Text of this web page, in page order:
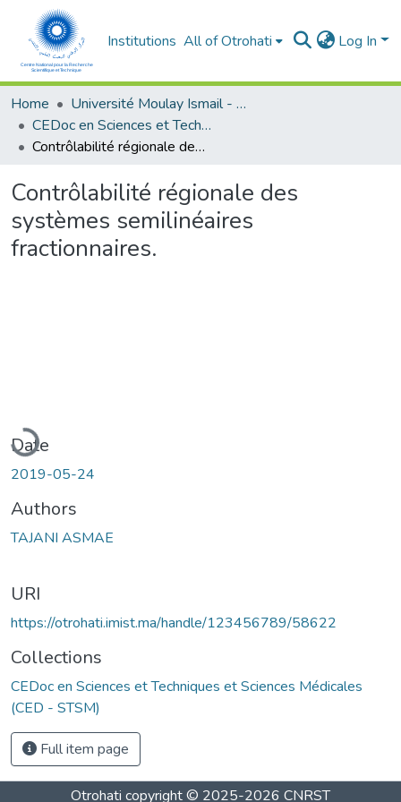
Institutions All of Otrohati Log In
Home
Université Moulay Ismail - Meknès
CEDoc en Sciences et Techniques et Sciences Médicales (CED - STSM)
Contrôlabilité régionale des systèmes semilinéaires fractionnaires.
Contrôlabilité régionale des
systèmes semilinéaires
fractionnaires.
Date
2019-05-24
Authors
TAJANI ASMAE
URI
https://otrohati.imist.ma/handle/123456789/58622
Collections
CEDoc en Sciences et Techniques et Sciences Médicales
(CED - STSM)
Full item page
Otrohati copyright © 2025-2026 CNRST